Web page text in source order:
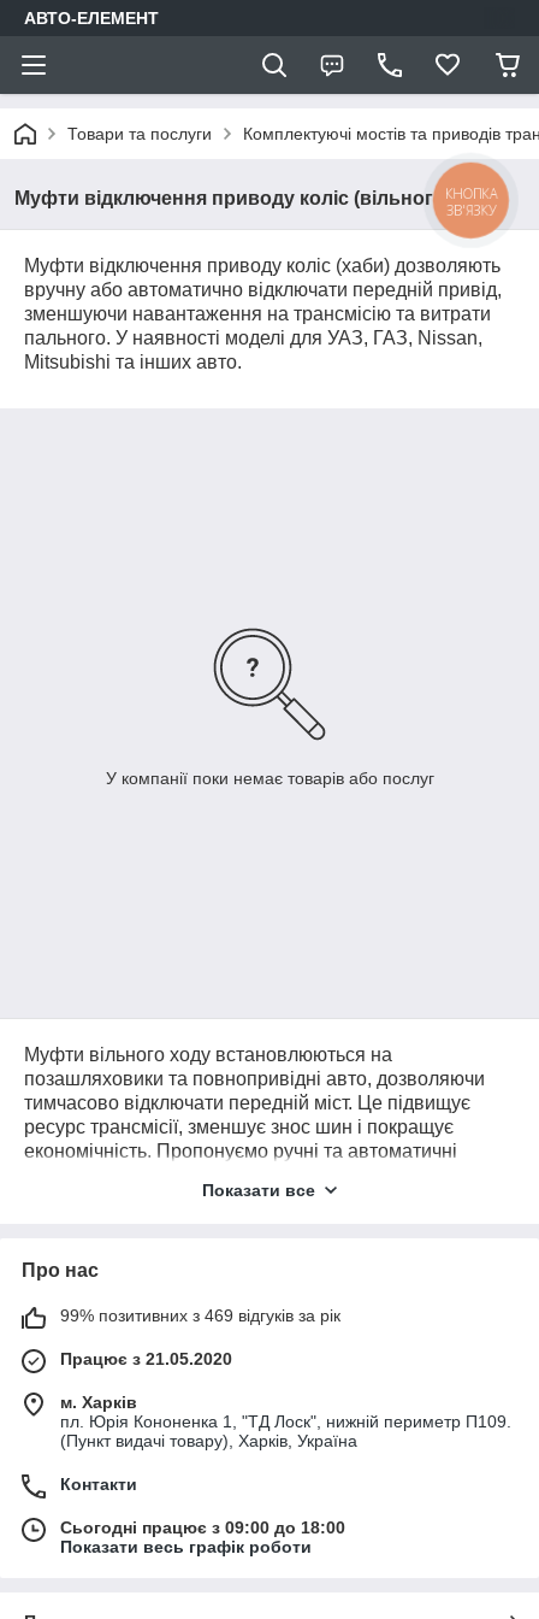
АВТО-ЕЛЕМЕНТ
Товари та послуги Комплектуючі мостів та приводів
Муфти відключення приводу коліс (вільного ходу)
Муфти відключення приводу коліс (хаби) дозволяють
вручну або автоматично відключати передній привід,
зменшуючи навантаження на трансмісію та витрати
пального. У наявності моделі для УАЗ, ГАЗ, Nissan,
Mitsubishi та інших авто.
У компанії поки немає товарів або послуг
Муфти вільного ходу встановлюються на
позашляховики та повнопривідні авто, дозволяючи
тимчасово відключати передній міст. Це підвищує
ресурс трансмісії, зменшує знос шин і покращує
економічність. Пропонуємо ручні та автоматичні
прокладки та пружини. Можливий підбір за моделлю
Показати все
Про нас
99% позитивних з 469 відгуків за рік
Працює з 21.05.2020
м. Харків
пл. Юрія Кононенка 1, "ТД Лоск", нижній периметр П109.
(Пункт видачі товару), Харків, Україна
Контакти
Сьогодні працює з 09:00 до 18:00
Показати весь графік роботи
КНОПКА
ЗВ'ЯЗКУ